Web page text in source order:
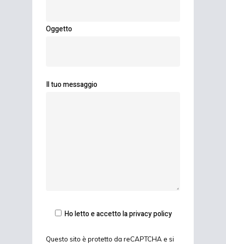
Oggetto
Il tuo messaggio
Ho letto e accetto la privacy policy
Questo sito è protetto da reCAPTCHA e si